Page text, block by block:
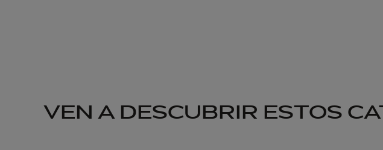
VEN A DESCUBRIR ESTOS